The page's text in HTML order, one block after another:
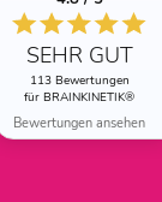
SEHR GUT
113 Bewertungen
für BRAINKINETIK®
Bewertungen ansehen